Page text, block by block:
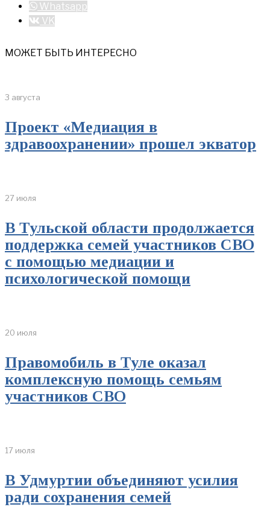
Whatsapp
VK
МОЖЕТ БЫТЬ ИНТЕРЕСНО
3 августа
Проект «Медиация в
здравоохранении» прошел экватор
27 июля
В Тульской области продолжается
поддержка семей участников СВО
с помощью медиации и
психологической помощи
20 июля
Правомобиль в Туле оказал
комплексную помощь семьям
участников СВО
17 июля
В Удмуртии объединяют усилия
ради сохранения семей